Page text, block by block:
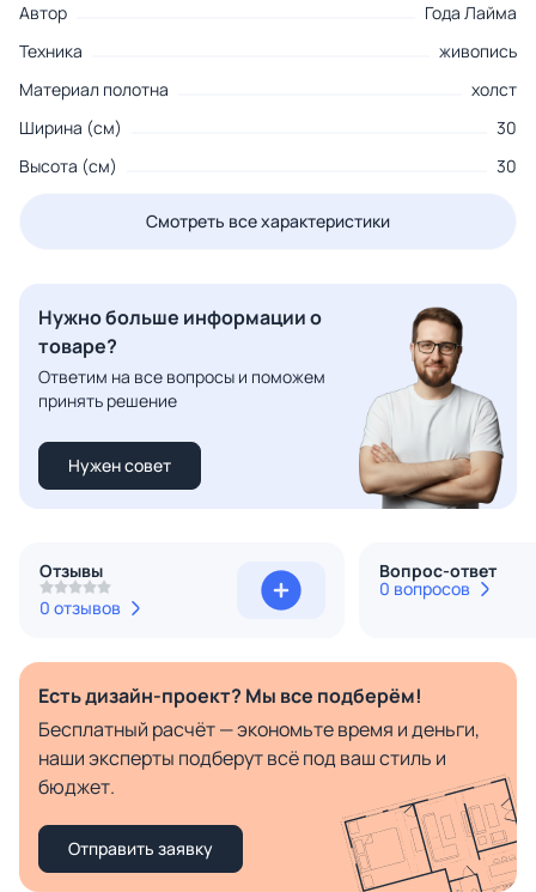
Автор
Года Лайма
Техника
живопись
Материал полотна
холст
Ширина (см)
30
Высота (см)
30
Смотреть все характеристики
Нужно больше информации о
товаре?
Ответим на все вопросы и поможем
принять решение
Нужен совет
Отзывы
0 отзывов
Вопрос-ответ
0 вопросов
Есть дизайн-проект? Мы все подберём!
Бесплатный расчёт — экономьте время и деньги,
наши эксперты подберут всё под ваш стиль и
бюджет.
Отправить заявку